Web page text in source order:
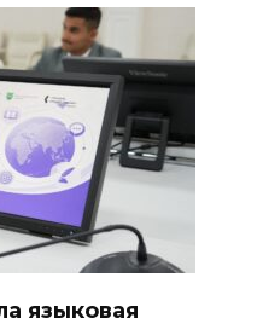
языковая